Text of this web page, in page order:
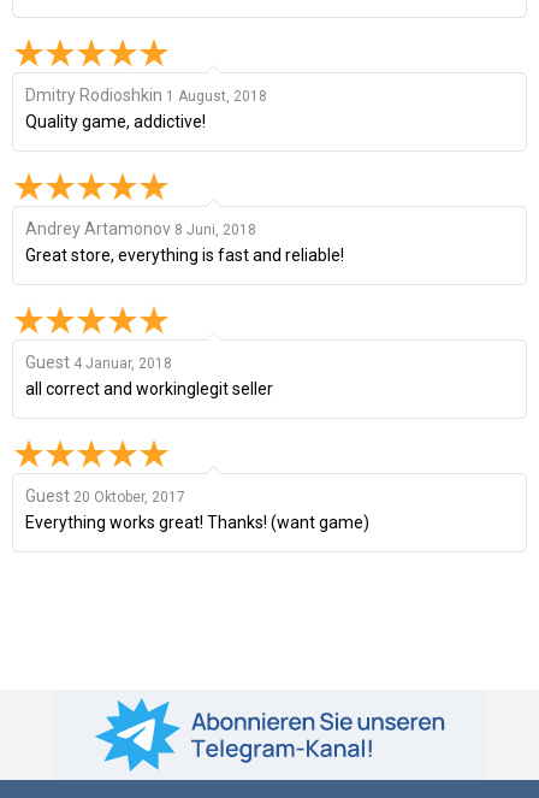
Dmitry Rodioshkin 1 August, 2018
Quality game, addictive!
Andrey Artamonov 8 Juni, 2018
Great store, everything is fast and reliable!
Guest 4 Januar, 2018
all correct and workinglegit seller
Guest 20 Oktober, 2017
Everything works great! Thanks! (want game)